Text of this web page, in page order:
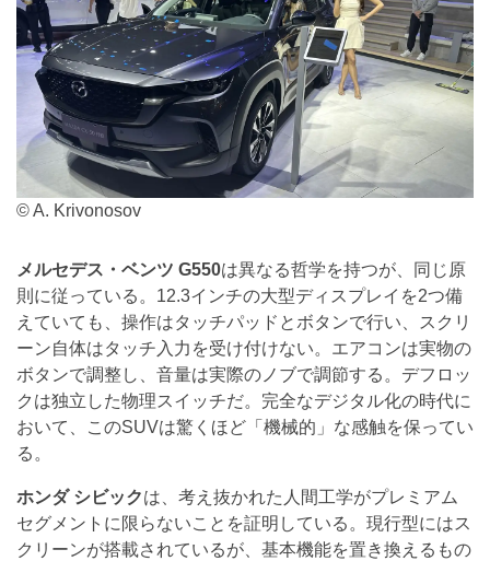
© A. Krivonosov
メルセデス・ベンツ G550は異なる哲学を持つが、同じ原
則に従っている。12.3インチの大型ディスプレイを2つ備
えていても、操作はタッチパッドとボタンで行い、スクリ
ーン自体はタッチ入力を受け付けない。エアコンは実物の
ボタンで調整し、音量は実際のノブで調節する。デフロッ
クは独立した物理スイッチだ。完全なデジタル化の時代に
おいて、このSUVは驚くほど「機械的」な感触を保ってい
る。
ホンダ シビックは、考え抜かれた人間工学がプレミアム
セグメントに限らないことを証明している。現行型にはス
クリーンが搭載されているが、基本機能を置き換えるもの